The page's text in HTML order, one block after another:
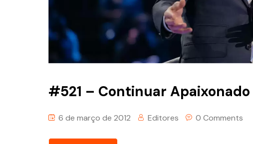
#521 – Continuar
6 de março de 2012 Editores 0 Comments